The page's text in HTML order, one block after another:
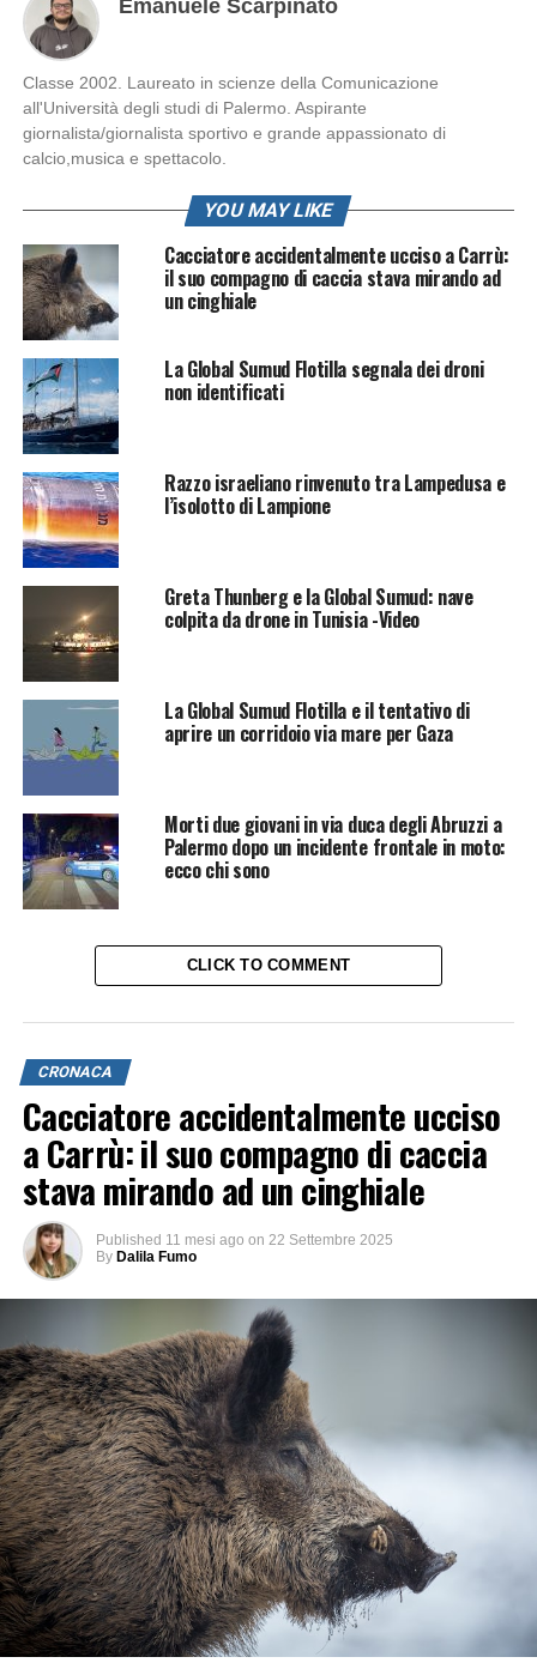
Emanuele Scarpinato
Classe 2002. Laureato in scienze della Comunicazione
all'Università degli studi di Palermo. Aspirante
giornalista/giornalista sportivo e grande appassionato di
calcio,musica e spettacolo.
YOU MAY LIKE
Cacciatore accidentalmente ucciso a Carrù:
il suo compagno di caccia stava mirando ad
un cinghiale
La Global Sumud Flotilla segnala dei droni
non identificati
Razzo israeliano rinvenuto tra Lampedusa e
l’isolotto di Lampione
Greta Thunberg e la Global Sumud: nave
colpita da drone in Tunisia -Video
La Global Sumud Flotilla e il tentativo di
aprire un corridoio via mare per Gaza
Morti due giovani in via duca degli Abruzzi a
Palermo dopo un incidente frontale in moto:
ecco chi sono
CLICK TO COMMENT
CRONACA
Cacciatore accidentalmente ucciso
a Carrù: il suo compagno di caccia
stava mirando ad un cinghiale
Published 11 mesi ago on 22 Settembre 2025
By Dalila Fumo